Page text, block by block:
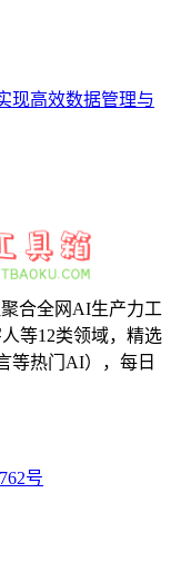
现高效数据管理与
合全网AI生产力工
等12类领域，精选
等热门AI），每日
号